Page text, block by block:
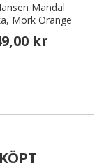
Mandal
Mörk Orange
kr